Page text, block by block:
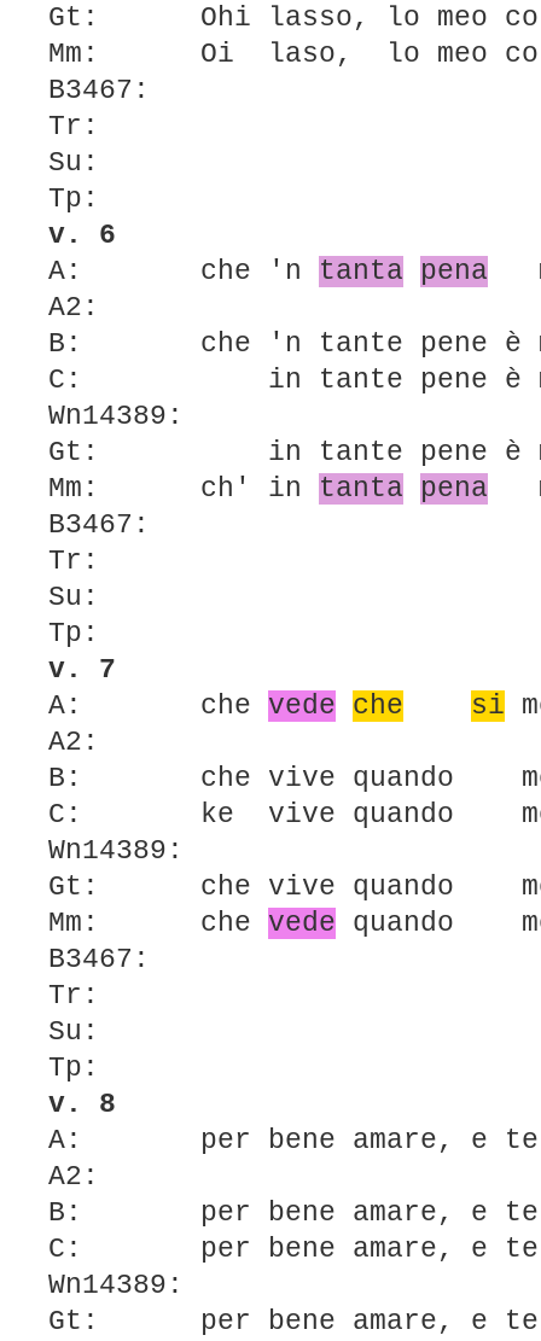
Gt: Ohi lasso, lo meo
Mm: Oi laso, lo meo
B3467:
Tr:
Su:
Tp:
v. 6
A: che 'n tanta pena
A2:
B: che 'n tante pene è
C: in tante pene è
Wn14389:
Gt: in tante pene è
Mm: ch' in tanta pena
B3467:
Tr:
Su:
Tp:
v. 7
A: che vede che si
A2:
B: che vive quando
C: ke vive quando
Wn14389:
Gt: che vive quando
Mm: che vede quando
B3467:
Tr:
Su:
Tp:
v. 8
A: per bene amare, e
A2:
B: per bene amare, e
C: per bene amare, e
Wn14389:
Gt: per bene amare, e